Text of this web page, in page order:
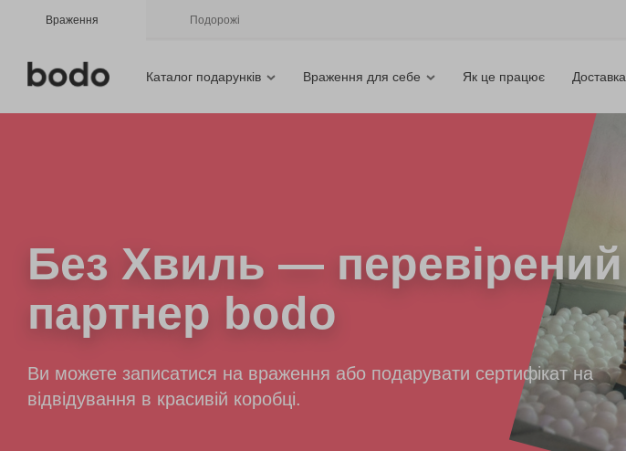
Враження Подорожі
Каталог подарунків Враження для себе Як це працює Доставка
Без Хвиль — перевірений
партнер bodo
Ви можете записатися на враження або подарувати сертифікат на
відвідування в красивій коробці.